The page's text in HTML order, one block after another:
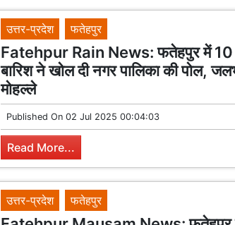
उत्तर-प्रदेश फतेहपुर
Fatehpur Rain News: फतेहपुर में 10
बारिश ने खोल दी नगर पालिका की पोल,
मोहल्ले
Published On 02 Jul 2025 00:04:03
Read More...
उत्तर-प्रदेश फतेहपुर